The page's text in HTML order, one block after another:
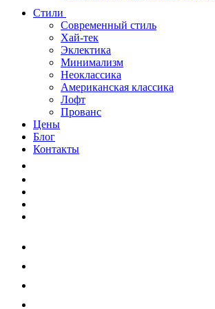
Стили
Современный стиль
Хай-тек
Эклектика
Минимализм
Неоклассика
Американская классика
Лофт
Прованс
Цены
Блог
Контакты